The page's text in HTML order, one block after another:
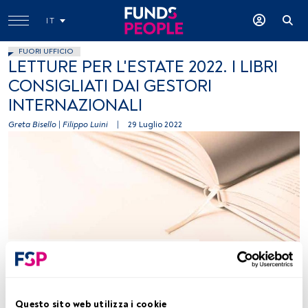
Questo sito web utilizza i cookie
IT
FUORI UFFICIO
LETTURE PER L'ESTATE 2022. I LIBRI
CONSIGLIATI DAI GESTORI
INTERNAZIONALI
Greta Bisello Filippo Luini 29 Luglio 2022
Tempo di lettura:1 min.